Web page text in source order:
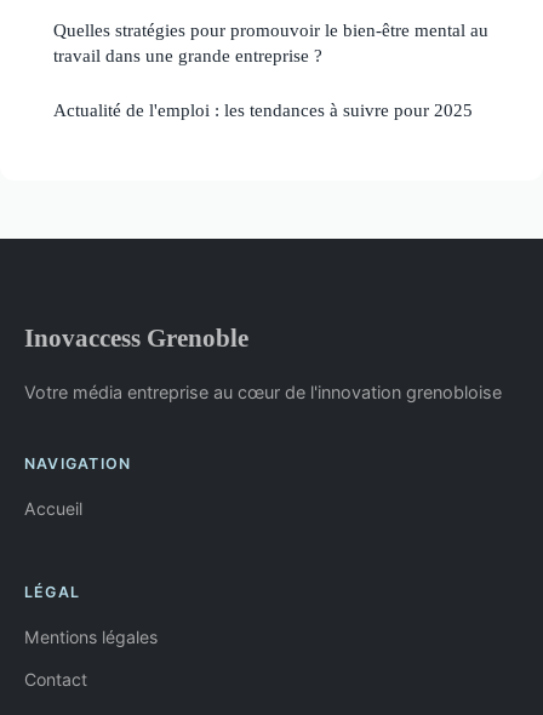
Quelles stratégies pour promouvoir le bien-être mental au
travail dans une grande entreprise ?
Actualité de l'emploi : les tendances à suivre pour 2025
Inovaccess Grenoble
Votre média entreprise au cœur de l'innovation grenobloise
NAVIGATION
Accueil
LÉGAL
Mentions légales
Contact